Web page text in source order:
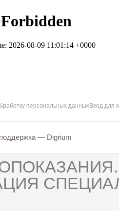
персональных данныхВход для
— Digrium